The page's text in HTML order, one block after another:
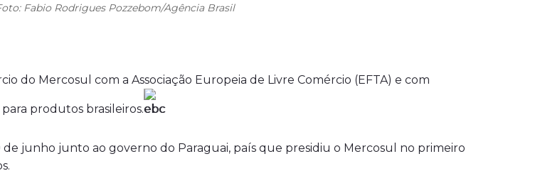
Fabio Rodrigues Pozzebom/Agência Brasil
do Mercosul com a Associação Europeia de Livre Comércio (EFTA) e com
produtos brasileiros.
junho junto ao governo do Paraguai, país que presidiu o Mercosul no primeiro